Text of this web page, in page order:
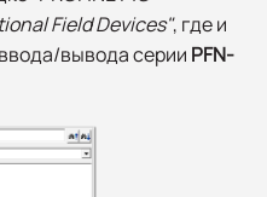
Field Devices", где и
вывода серии PFN-